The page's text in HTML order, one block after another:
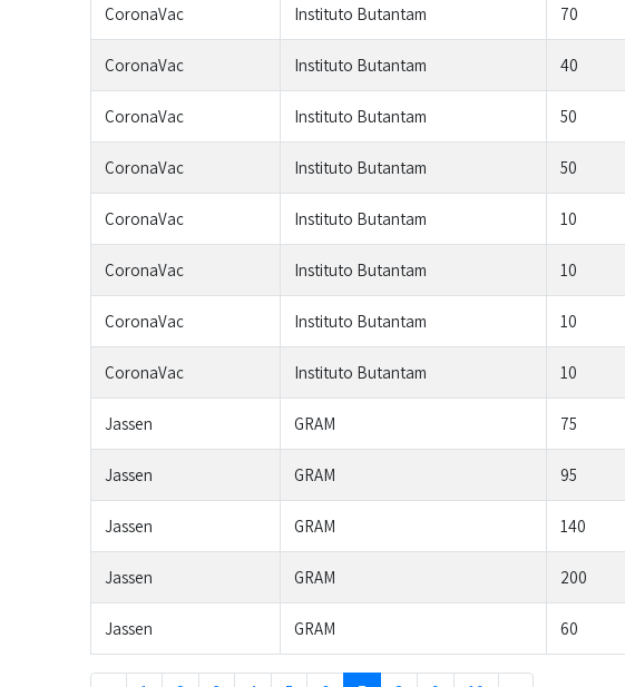
CoronaVac Instituto Butantam 70
CoronaVac Instituto Butantam 40
CoronaVac Instituto Butantam 50
CoronaVac Instituto Butantam 50
CoronaVac Instituto Butantam 10
CoronaVac Instituto Butantam 10
CoronaVac Instituto Butantam 10
CoronaVac Instituto Butantam 10
Jassen GRAM 75
Jassen GRAM 95
Jassen GRAM 140
Jassen GRAM 200
Jassen GRAM 60